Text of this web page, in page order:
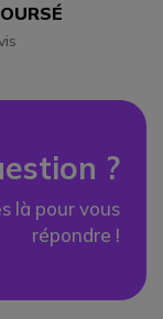
?
là pour vous
répondre !